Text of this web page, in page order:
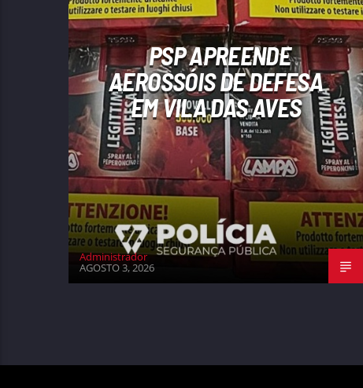
PSP APREENDE
AEROSSÓIS DE DEFESA
EM VILA DAS AVES
Administrador
AGOSTO 3, 2026